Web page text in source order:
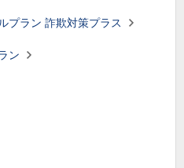
プラン 詐欺対策プラス
ン